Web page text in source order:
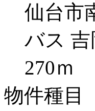
仙台市
バス
270ｍ
物件種目